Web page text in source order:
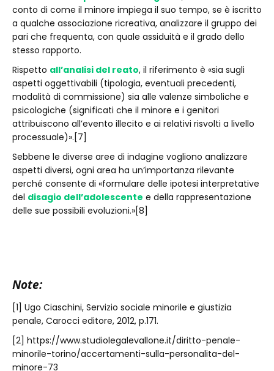
conto di come il minore impiega il suo tempo, se è iscritto
a qualche associazione ricreativa, analizzare il gruppo dei
pari che frequenta, con quale assiduità e il grado dello
stesso rapporto.
Rispetto all’analisi del reato, il riferimento è «sia sugli
aspetti oggettivabili (tipologia, eventuali precedenti,
modalità di commissione) sia alle valenze simboliche e
psicologiche (significati che il minore e i genitori
attribuiscono all’evento illecito e ai relativi risvolti a livello
processuale)».[7]
Sebbene le diverse aree di indagine vogliono analizzare
aspetti diversi, ogni area ha un’importanza rilevante
perché consente di «formulare delle ipotesi interpretative
del disagio dell’adolescente e della rappresentazione
delle sue possibili evoluzioni.»[8]
Note:
[1] Ugo Ciaschini, Servizio sociale minorile e giustizia
penale, Carocci editore, 2012, p.171.
[2] https://www.studiolegalevallone.it/diritto-penale-
minorile-torino/accertamenti-sulla-personalita-del-
minore-73